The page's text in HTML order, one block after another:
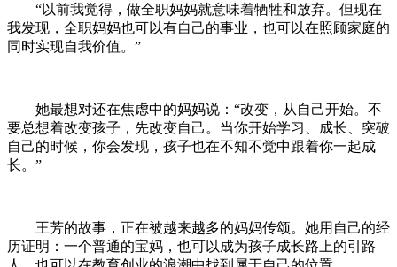
“以前我觉得，做全职妈妈就意味着牺牲和放弃。但现在
我发现，全职妈妈也可以有自己的事业，也可以在照顾家庭的
同时实现自我价值。”
她最想对还在焦虑中的妈妈说：“改变，从自己开始。不
要总想着改变孩子，先改变自己。当你开始学习、成长、突破
自己的时候，你会发现，孩子也在不知不觉中跟着你一起成
长。”
王芳的故事，正在被越来越多的妈妈传颂。她用自己的经
历证明：一个普通的宝妈，也可以成为孩子成长路上的引路